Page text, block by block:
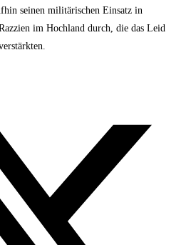
seinen militärischen Einsatz in
im Hochland durch, die das Leid